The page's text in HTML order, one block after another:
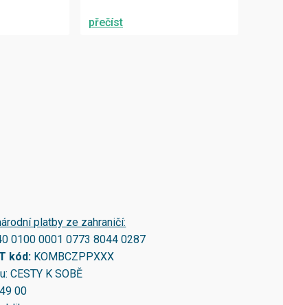
přečíst
platby ze zahraničí:
0100 0001 0773 8044 0287
kód: KOMBCZPPXXX
CESTY K SOBĚ
00